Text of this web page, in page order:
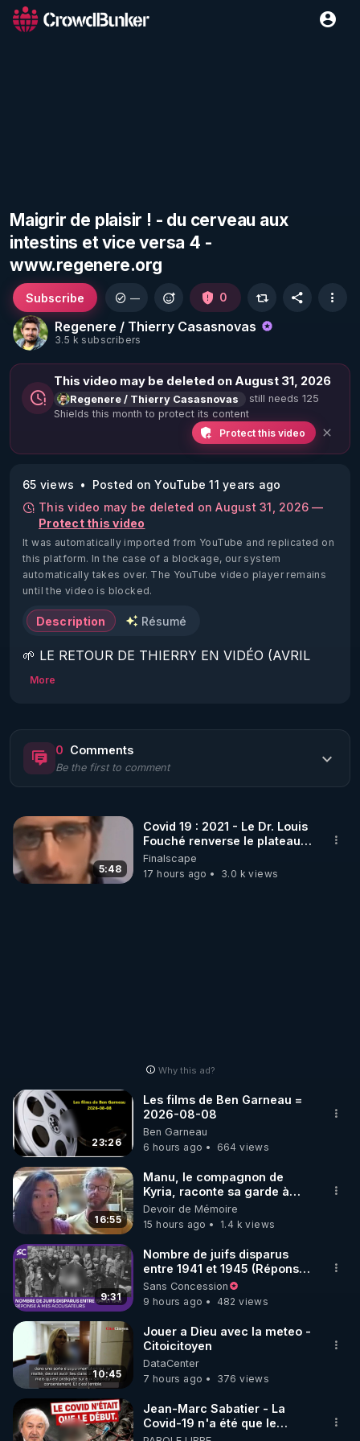
Maigrir de plaisir ! - du cerveau aux
intestins et vice versa 4 -
www.regenere.org
Regenere / Thierry Casasnovas
3.5 k subscribers
Subscribe — 0
This video may be deleted on August 31, 2026
Regenere / Thierry Casasnovas
still needs 125
Shields this month to protect its content
Protect this video
65 views
Posted on YouTube 11 years ago
This video may be deleted on August 31, 2026 —
Protect this video
It was automatically imported from YouTube and replicated on
this platform. In the case of a blockage, our system
automatically takes over. The YouTube video player remains
until the video is blocked.
Description Résumé
🌱 LE RETOUR DE THIERRY EN VIDÉO (AVRIL
2022)!
https://www.rgnr.fr/presentation.html
🌱 LE MAGAZINE RÉGÉNÈRE
🌱 LA BOUTIQUE DU MAGAZINE
Pour obtenir les anciens numéros que vous avez
🌱 INSTAGRAM
https://www.instagram.com/rdlr_thierrycasasnovas/
http://rgnr.li/instagram
🌱 LA NEWSLETTER
Pour ne pas rater l’actualité RGNR (stages,
http://rgnr.li/news
🌱 VIDÉOS NON CENSURÉES SUR ODYSEE
Toutes les vidéos Youtube sont aussi sur la
http://rgnr.li/odysee
🌱 LES STAGES EN PRÉSENTIEL
More
0 Comments
Be the first to comment
5:48
Covid 19 : 2021 - Le Dr. Louis
Fouché renverse le plateau
de CNews !
Finalscape
17 hours ago
3.0 k views
Why this ad?
23:26
Les films de Ben Garneau =
2026-08-08
Ben Garneau
6 hours ago
664 views
16:55
Manu, le compagnon de
Kyria, raconte sa garde à
vue musclée. PARTAGEZ!
Devoir de Mémoire
15 hours ago
1.4 k views
9:31
Nombre de juifs disparus
entre 1941 et 1945 (Réponse
à mes accusateurs)
Sans Concession
9 hours ago
482 views
10:45
Jouer a Dieu avec la meteo -
Citoicitoyen
DataCenter
7 hours ago
376 views
Jean-Marc Sabatier - La
Covid-19 n'a été que le
début - L'ARNm & l'ARNm-aa